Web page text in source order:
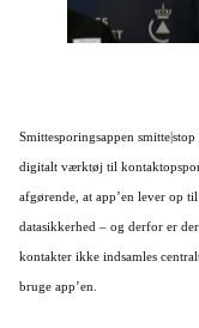
Smittesporingsappen
digitalt værktøj til
afgørende, at app’en lever op
datasikkerhed – og derfor er
kontakter ikke indsamles
bruge app’en.